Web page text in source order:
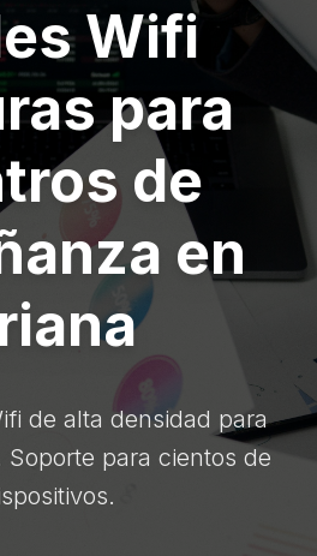
Wifi
para
de
en
de alta densidad para
para cientos de